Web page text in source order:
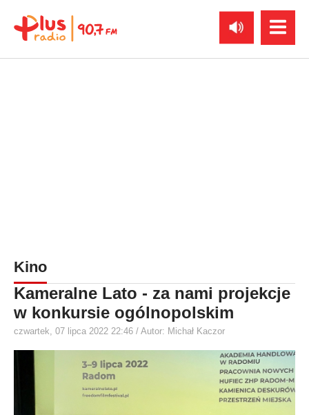
Kino
Kameralne Lato - za nami projekcje
w konkursie ogólnopolskim
czwartek, 07 lipca 2022 22:46 / Autor: Michał Kaczor